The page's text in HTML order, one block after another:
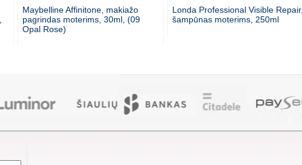
Maybelline Affinitone, makiažo
pagrindas moterims, 30ml, (09
Opal Rose)
Londa Professional Visible Repair,
šampūnas moterims, 250ml